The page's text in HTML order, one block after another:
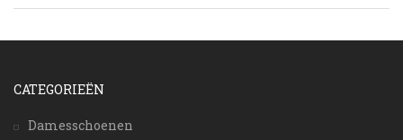
CATEGORIEËN
Damesschoenen